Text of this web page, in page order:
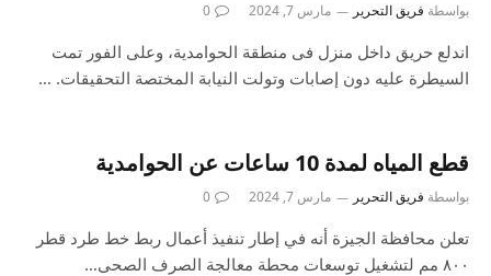
بواسطة فريق التحرير مارس 7, 2024 0
اندلع حريق داخل منزل فى منطقة الحوامدية، وعلى الفور تمت
السيطرة عليه دون إصابات وتولت النيابة المختصة التحقيقات. …
قطع المياه لمدة 10 ساعات عن الحوامدية
بواسطة فريق التحرير مارس 7, 2024 0
تعلن محافظة الجيزة أنه في إطار تنفيذ أعمال ربط خط طرد قطر
۸۰۰ مم لتشغيل توسعات محطة معالجة الصرف الصحى…